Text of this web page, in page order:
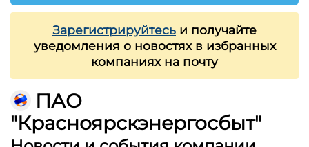
Зарегистрируйтесь и получайте
уведомления о новостях в избранных
компаниях на почту
ПАО
"Красноярскэнергосбыт"